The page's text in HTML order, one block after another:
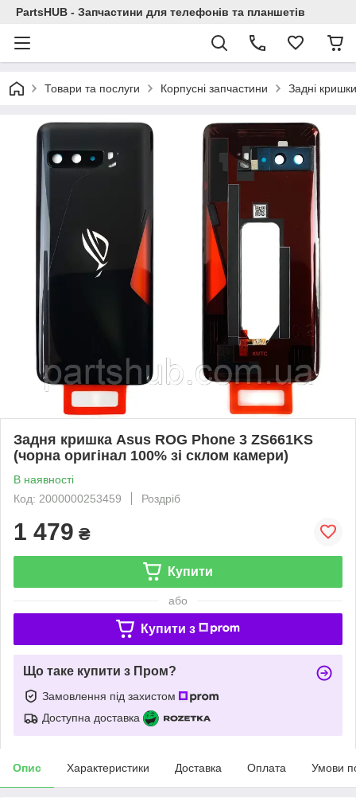
PartsHUB - Запчастини для телефонів та планшетів
Товари та послуги Корпусні запчастини Задні кришки
Задня кришка Asus ROG Phone 3 ZS661KS
(чорна оригінал 100% зі склом камери)
В наявності
Код: 2000000253459
Роздріб
1 479 ₴
Купити
або
Купити з
Що таке купити з Пром?
Замовлення під захистом
Доступна доставка
Опис Характеристики Доставка Оплата Умови